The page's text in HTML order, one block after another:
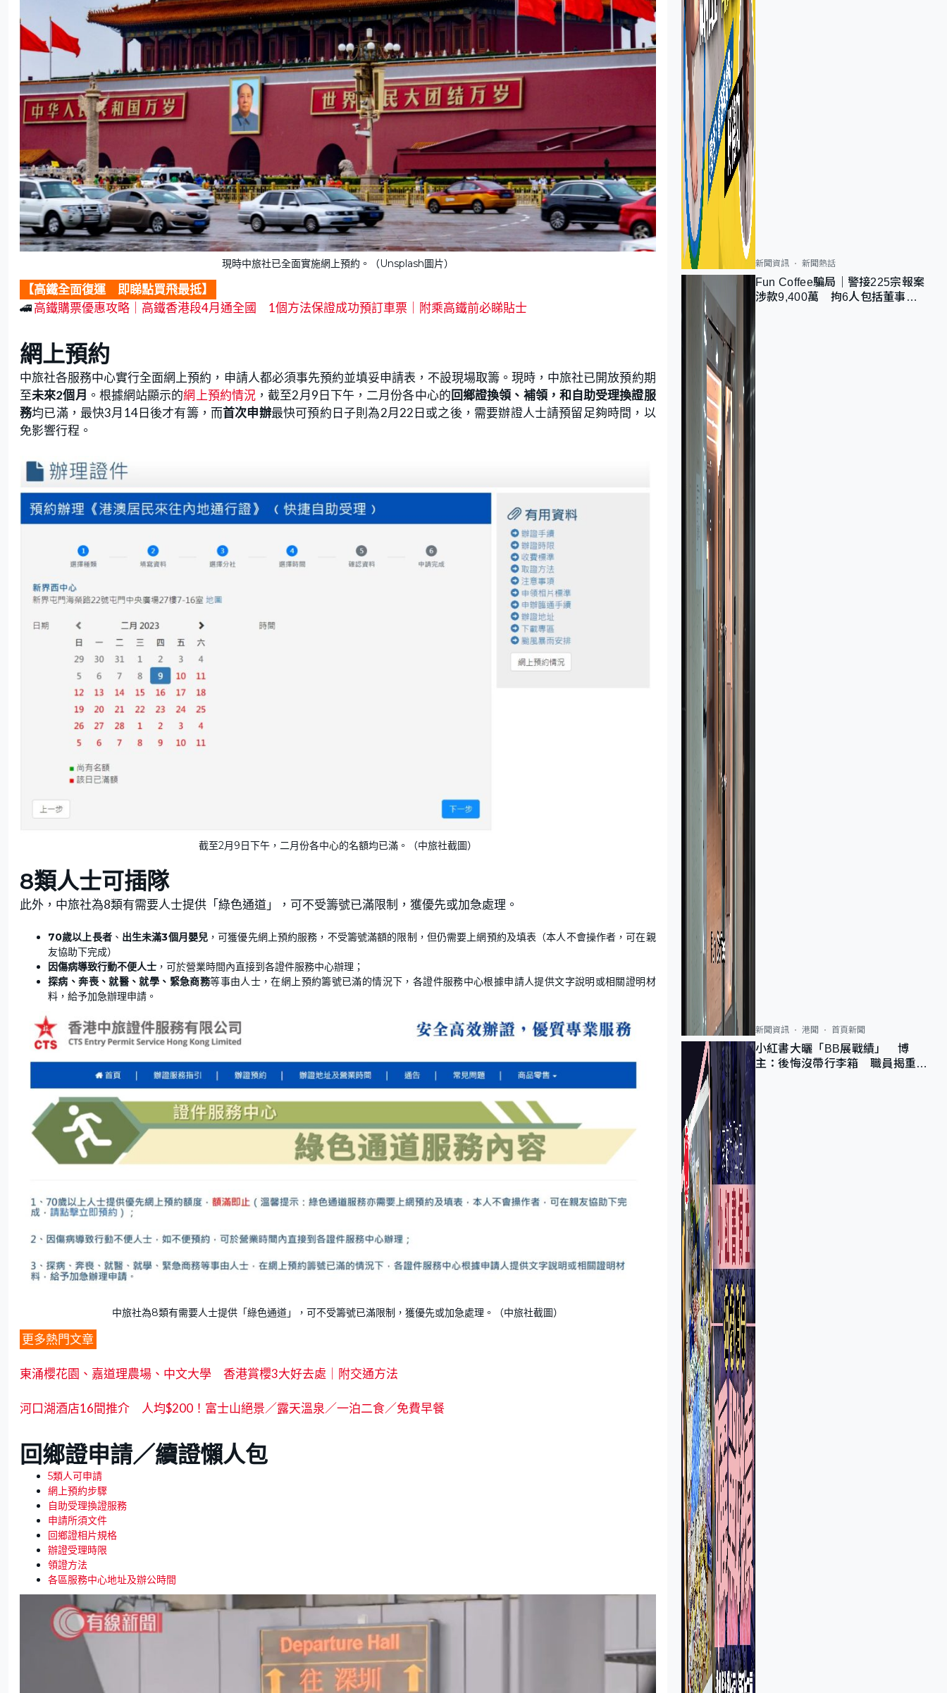
現時中旅社已全面實施網上預約。（Unsplash圖片）
【高鐵全面復運 即睇點買飛最抵】
🚄高鐵購票優惠攻略｜高鐵香港段4月通全國 1個方法保證成功預訂車票｜附乘高鐵前必睇貼士
網上預約
中旅社各服務中心實行全面網上預約，申請人都必須事先預約並填妥申請表，不設現場取籌。現時，中旅社已開放預約期
至未來2個月 。根據網站顯示的網上預約情況 ，截至2月9日下午，二月份各中心的回鄉證換領、補領，和自助受理換證服
務均已滿，最快3月14日後才有籌，而首次申辦最快可預約日子則為2月22日或之後，需要辦證人士請預留足夠時間，以
免影響行程。
截至2月9日下午，二月份各中心的名額均已滿。（中旅社截圖）
8類人士可插隊
此外，中旅社為8類有需要人士提供「綠色通道」，可不受籌號已滿限制，獲優先或加急處理。
70歲以上長者、 出生未滿3個月嬰兒 ，可獲優先網上預約服務，不受籌號滿額的限制，但仍需要上網預約及填表（本人不會操作者，可在親
友協助下完成）
因傷病導致行動不便人士 ，可於營業時間內直接到各證件服務中心辦理；
探病、奔喪、就醫、就學、緊急商務等事由人士，在網上預約籌號已滿的情況下，各證件服務中心根據申請人提供文字說明或相關證明材
料，給予加急辦理申請。
中旅社為8類有需要人士提供「綠色通道」，可不受籌號已滿限制，獲優先或加急處理。（中旅社截圖）
更多熱門文章
東涌櫻花園、嘉道理農場、中文大學 香港賞櫻3大好去處｜附交通方法
河口湖酒店16間推介 人均$200！富士山絕景／露天溫泉／一泊二食／免費早餐
回鄉證申請／續證懶人包‎
5類人可申請
網上預約步驟
自助受理換證服務
申請所須文件
回鄉證相片規格
辦證受理時限
領證方法
各區服務中心地址及辦公時間
新聞資訊 新聞熱話
Fun Coffee騙局｜警接225宗報案
涉款9,400萬 拘6人包括董事股
新聞資訊 港聞 首頁新聞
小紅書大曬「BB展戰績」 博
主：後悔沒帶行李箱 職員揭重複